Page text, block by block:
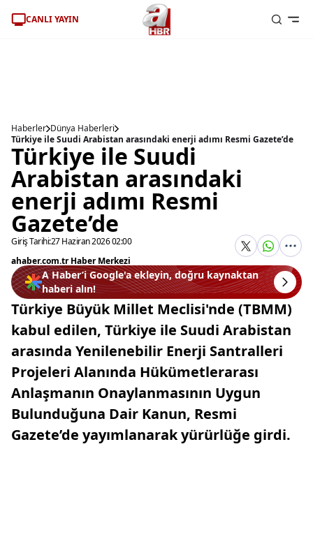
CANLI YAYIN
Haberler Dünya Haberleri
Türkiye ile Suudi Arabistan arasındaki enerji adımı Resmi Gazete’de
Türkiye ile Suudi
Arabistan arasındaki
enerji adımı Resmi
Gazete’de
Giriş Tarihi:27 Haziran 2026 02:00
ahaber.com.tr Haber Merkezi
A Haber’i Google'a ekleyin, doğru kaynaktan
haberi alın!
Türkiye Büyük Millet Meclisi'nde (TBMM)
kabul edilen, Türkiye ile Suudi Arabistan
arasında Yenilenebilir Enerji Santralleri
Projeleri Alanında Hükümetlerarası
Anlaşmanın Onaylanmasının Uygun
Bulunduğuna Dair Kanun, Resmi
Gazete’de yayımlanarak yürürlüğe girdi.